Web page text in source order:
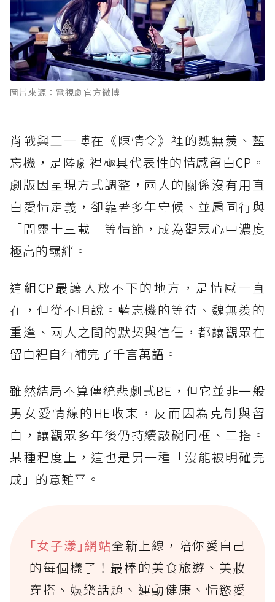
圖片來源：電視劇官方微博
肖戰與王一博在《陳情令》裡的魏無羨、藍
忘機，是陸劇裡極具代表性的情感留白CP。
劇版因呈現方式調整，兩人的關係沒有用直
白愛情定義，卻靠著多年守候、並肩同行與
「問靈十三載」等情節，成為觀眾心中濃度
極高的羈絆。
這組CP最讓人放不下的地方，是情感一直
在，但從不明說。藍忘機的等待、魏無羨的
重逢、兩人之間的默契與信任，都讓觀眾在
留白裡自行補完了千言萬語。
雖然結局不算傳統悲劇式BE，但它並非一般
男女愛情線的HE收束，反而因為克制與留
白，讓觀眾多年後仍持續敲碗同框、二搭。
某種程度上，這也是另一種「沒能被明確完
成」的意難平。
｢女子漾｣網站全新上線，陪你愛自己
的每個樣子！最棒的美食旅遊、美妝
穿搭、娛樂話題、運動健康、情慾愛